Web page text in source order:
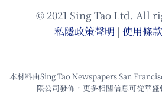
© 2021 Sing Tao Ltd. All
私隱政策聲明 | 使⽤條款
本材料由Sing Tao Newspapers San
限公司發佈，更多相關信息可從華盛